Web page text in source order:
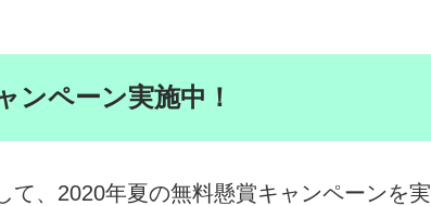
ンペーン実施中！
て、2020年夏の無料懸賞キャンペーンを実